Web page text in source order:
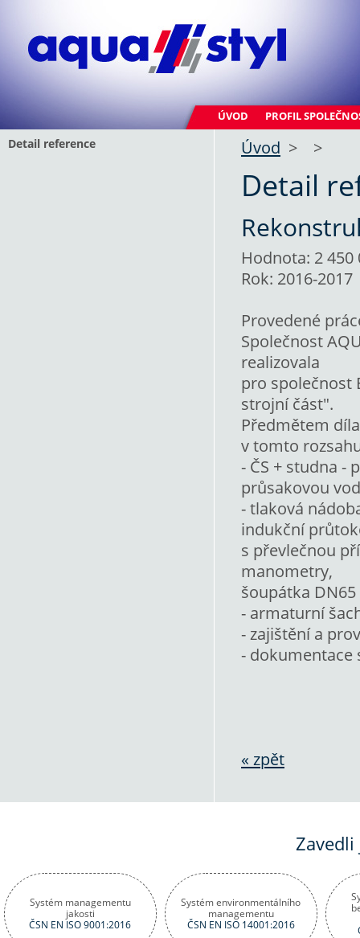
ÚVOD PROFIL
Úvod > >
Detail
Hodnota: 2 450
Rok: 2016-2017
Provedené
Společnost
realizovala
pro společnost
strojní část".
Předmětem
v tomto
- ČS + studna -
průsakovou
- tlaková
indukční
s převlečnou
manometry,
šoupátka
- armaturní
- zajištění a
- dokumentace
« zpět
Detail reference
Systém managementu
jakosti
ČSN EN ISO 9001:2016
Systém environmentálního
managementu
ČSN EN ISO 14001:2016